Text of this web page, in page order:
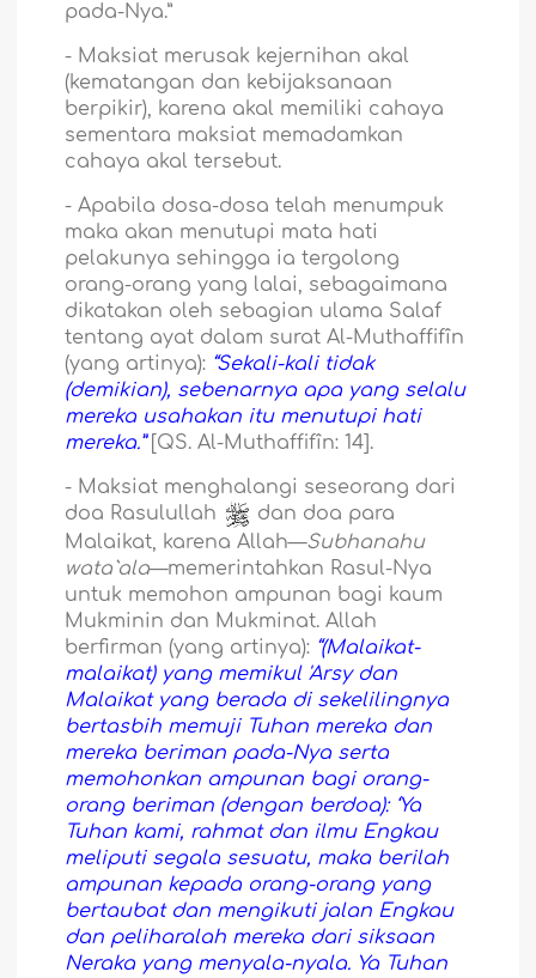
pada-Nya.”
- Maksiat merusak kejernihan akal
(kematangan dan kebijaksanaan
berpikir), karena akal memiliki cahaya
sementara maksiat memadamkan
cahaya akal tersebut.
- Apabila dosa-dosa telah menumpuk
maka akan menutupi mata hati
pelakunya sehingga ia tergolong
orang-orang yang lalai, sebagaimana
dikatakan oleh sebagian ulama Salaf
tentang ayat dalam surat Al-Muthaffifîn
(yang artinya): “Sekali-kali tidak
(demikian), sebenarnya apa yang selalu
mereka usahakan itu menutupi hati
mereka.”[QS. Al-Muthaffifîn: 14].
- Maksiat menghalangi seseorang dari
doa Rasulullah
dan doa para
Malaikat, karena Allah—Subhanahu
wata`ala—memerintahkan Rasul-Nya
untuk memohon ampunan bagi kaum
Mukminin dan Mukminat. Allah
berfirman (yang artinya): “(Malaikat-
malaikat) yang memikul 'Arsy dan
Malaikat yang berada di sekelilingnya
bertasbih memuji Tuhan mereka dan
mereka beriman pada-Nya serta
memohonkan ampunan bagi orang-
orang beriman (dengan berdoa): ‘Ya
Tuhan kami, rahmat dan ilmu Engkau
meliputi segala sesuatu, maka berilah
ampunan kepada orang-orang yang
bertaubat dan mengikuti jalan Engkau
dan peliharalah mereka dari siksaan
Neraka yang menyala-nyala. Ya Tuhan